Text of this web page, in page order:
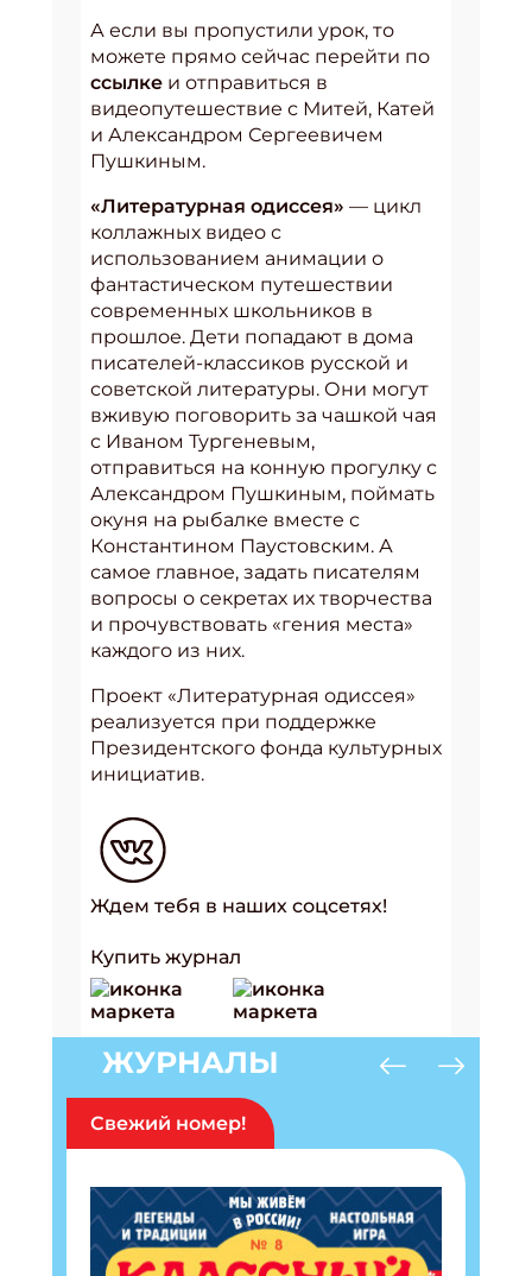
А если вы пропустили урок, то
можете прямо сейчас перейти по
ссылке и отправиться в
видеопутешествие с Митей, Катей
и Александром Сергеевичем
Пушкиным.
«Литературная одиссея» — цикл
коллажных видео с
использованием анимации о
фантастическом путешествии
современных школьников в
прошлое. Дети попадают в дома
писателей-классиков русской и
советской литературы. Они могут
вживую поговорить за чашкой чая
с Иваном Тургеневым,
отправиться на конную прогулку с
Александром Пушкиным, поймать
окуня на рыбалке вместе с
Константином Паустовским. А
самое главное, задать писателям
вопросы о секретах их творчества
и прочувствовать «гения места»
каждого из них.
Проект «Литературная одиссея»
реализуется при поддержке
Президентского фонда культурных
инициатив.
Ждем тебя в наших соцсетях!
Купить журнал
ЖУРНАЛЫ
Свежий номер!